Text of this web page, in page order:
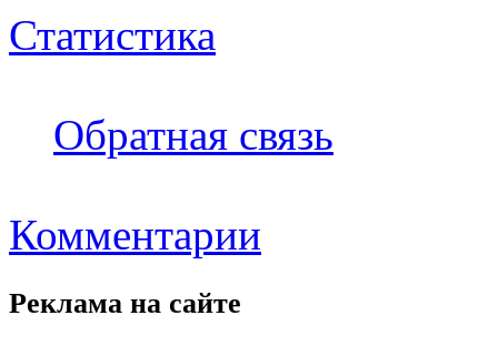
Статистика
Обратная связь
Комментарии
Реклама на сайте